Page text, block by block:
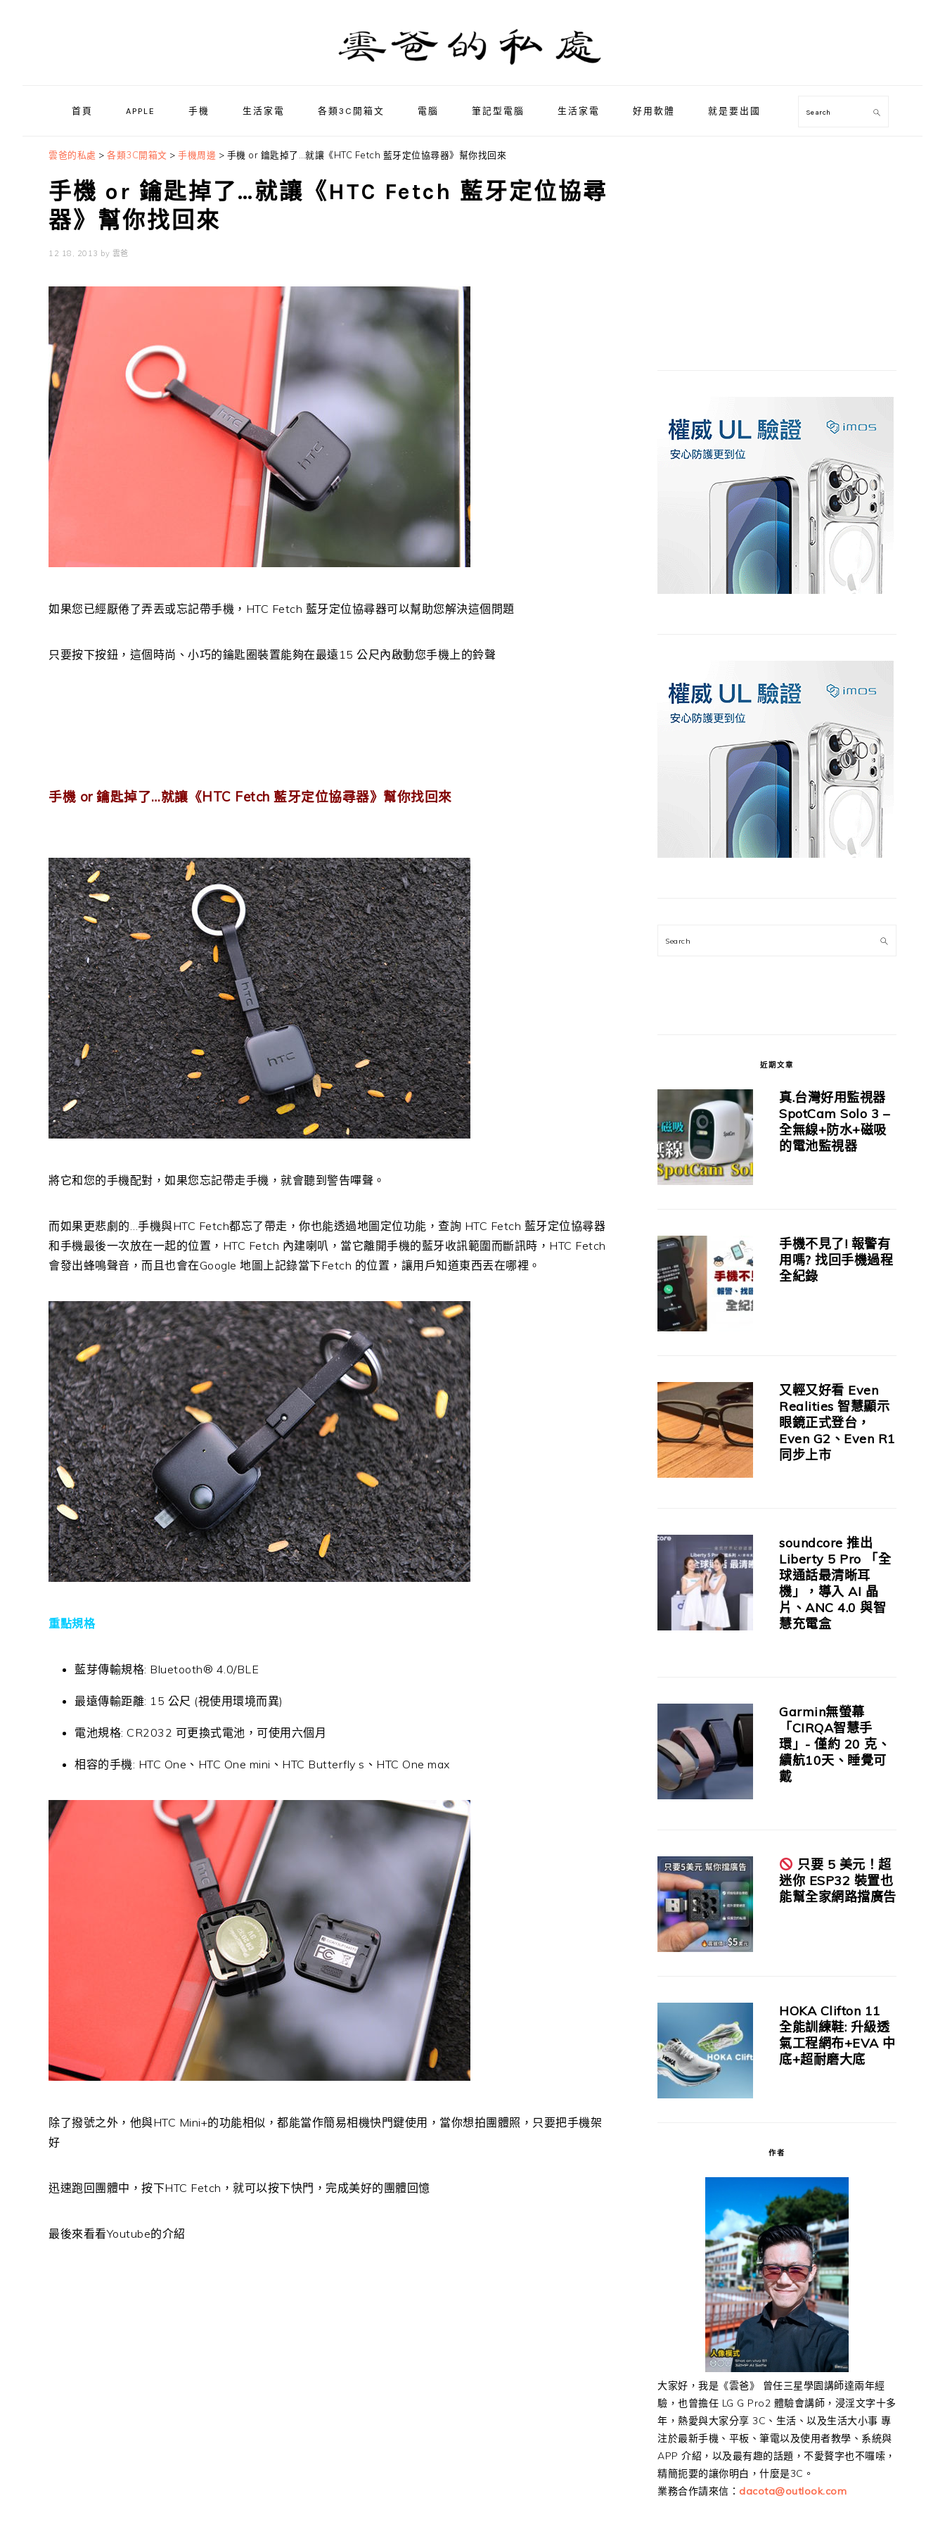
首頁 APPLE 手機 生活家電 各類3C開箱文 電腦 筆記型電腦 生活家電 好用軟體 就是要出國 Search
雲爸的私處 > 各類3C開箱文 > 手機周邊 > 手機 or 鑰匙掉了…就讓《HTC Fetch 藍牙定位協尋器》幫你找回來
手機 or 鑰匙掉了…就讓《HTC Fetch 藍牙定位協尋
器》幫你找回來
12 18, 2013 by 雲爸
如果您已經厭倦了弄丟或忘記帶手機，HTC Fetch 藍牙定位協尋器可以幫助您解決這個問題
只要按下按鈕，這個時尚、小巧的鑰匙圈裝置能夠在最遠15 公尺內啟動您手機上的鈴聲
手機 or 鑰匙掉了…就讓《HTC Fetch 藍牙定位協尋器》幫你找回來
將它和您的手機配對，如果您忘記帶走手機，就會聽到警告嗶聲。
而如果更悲劇的…手機與HTC Fetch都忘了帶走，你也能透過地圖定位功能，查詢 HTC Fetch 藍牙定位協尋器
和手機最後一次放在一起的位置，HTC Fetch 內建喇叭，當它離開手機的藍牙收訊範圍而斷訊時，HTC Fetch
會發出蜂鳴聲音，而且也會在Google 地圖上記錄當下Fetch 的位置，讓用戶知道東西丟在哪裡。
重點規格
藍芽傳輸規格: Bluetooth® 4.0/BLE
最遠傳輸距離: 15 公尺 (視使用環境而異)
電池規格: CR2032 可更換式電池，可使用六個月
相容的手機: HTC One、HTC One mini、HTC Butterfly s、HTC One max
除了撥號之外，他與HTC Mini+的功能相似，都能當作簡易相機快門鍵使用，當你想拍團體照，只要把手機架
好
迅速跑回團體中，按下HTC Fetch，就可以按下快門，完成美好的團體回憶
最後來看看Youtube的介紹
Search
近期文章
真.台灣好用監視器
SpotCam Solo 3 –
全無線+防水+磁吸
的電池監視器
手機不見了! 報警有
用嗎? 找回手機過程
全紀錄
又輕又好看 Even
Realities 智慧顯示
眼鏡正式登台，
Even G2、Even R1
同步上市
soundcore 推出
Liberty 5 Pro 「全
球通話最清晰耳
機」，導入 AI 晶
片、ANC 4.0 與智
慧充電盒
Garmin無螢幕
「CIRQA智慧手
環」- 僅約 20 克、
續航10天、睡覺可
戴
只要 5 美元！超
迷你 ESP32 裝置也
能幫全家網路擋廣告
HOKA Clifton 11
全能訓練鞋: 升級透
氣工程網布+EVA 中
底+超耐磨大底
作者
大家好，我是《雲爸》 曾任三星學園講師達兩年經
驗，也曾擔任 LG G Pro2 體驗會講師，浸淫文字十多
年，熱愛與大家分享 3C、生活、以及生活大小事 專
注於最新手機、平板、筆電以及使用者教學、系統與
APP 介紹，以及最有趣的話題，不愛贅字也不囉嗦，
精簡扼要的讓你明白，什麼是3C。
業務合作請來信： dacota@outlook.com